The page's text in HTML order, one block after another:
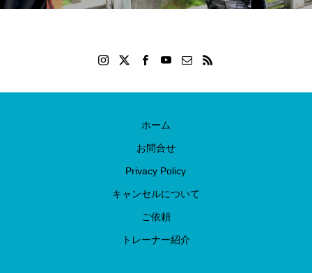
ホーム
お問合せ
Privacy Policy
キャンセルについて
ご依頼
トレーナー紹介